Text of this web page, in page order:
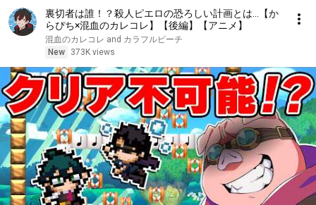
裏切者は誰！？殺人ピエロの恐ろしい計画とは…【か
らぴち×混血のカレコレ】【後編】【アニメ】
混血のカレコレ and カラフルピーチ
New
373K views